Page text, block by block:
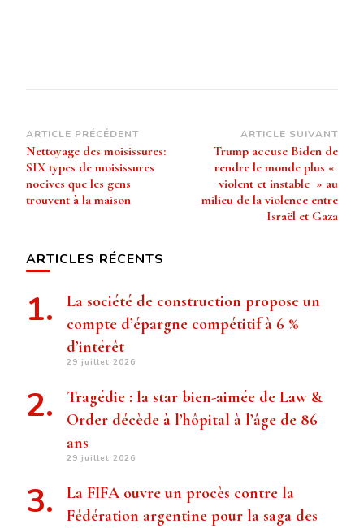
Navigation
d’article
ARTICLE PRÉCÉDENT
Nettoyage des moisissures:
SIX types de moisissures
nocives que les gens
trouvent à la maison
ARTICLE SUIVANT
Trump accuse Biden de
rendre le monde plus «
violent et instable » au
milieu de la violence entre
Israël et Gaza
ARTICLES RÉCENTS
La société de construction propose un
compte d’épargne compétitif à 6 %
d’intérêt
29 juillet 2026
Tragédie : la star bien-aimée de Law &
Order décède à l’hôpital à l’âge de 86
ans
29 juillet 2026
La FIFA ouvre un procès contre la
Fédération argentine pour la saga des